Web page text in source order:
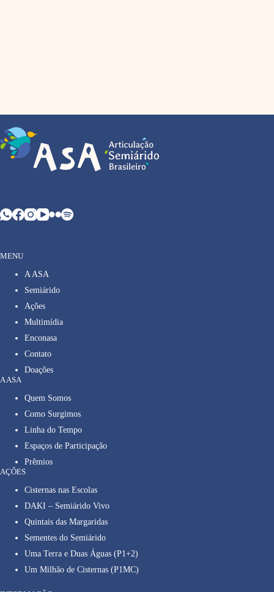
MENU
A ASA
Semiárido
Ações
Multimídia
Enconasa
Contato
Doações
A ASA
Quem Somos
Como Surgimos
Linha do Tempo
Espaços de Participação
Prêmios
AÇÕES
Cisternas nas Escolas
DAKI – Semiárido Vivo
Quintais das Margaridas
Sementes do Semiárido
Uma Terra e Duas Águas (P1+2)
Um Milhão de Cisternas (P1MC)